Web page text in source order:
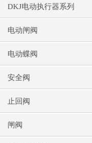
DKJ电动执行器系列
电动闸阀
电动蝶阀
安全阀
止回阀
闸阀